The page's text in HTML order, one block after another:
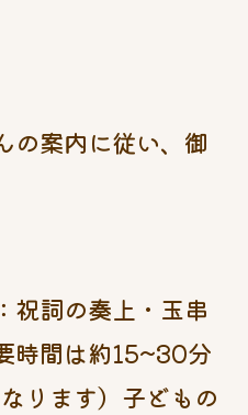
の案内に従い、御
祝詞の奏上・玉串
時間は約15~30分
ります）子どもの